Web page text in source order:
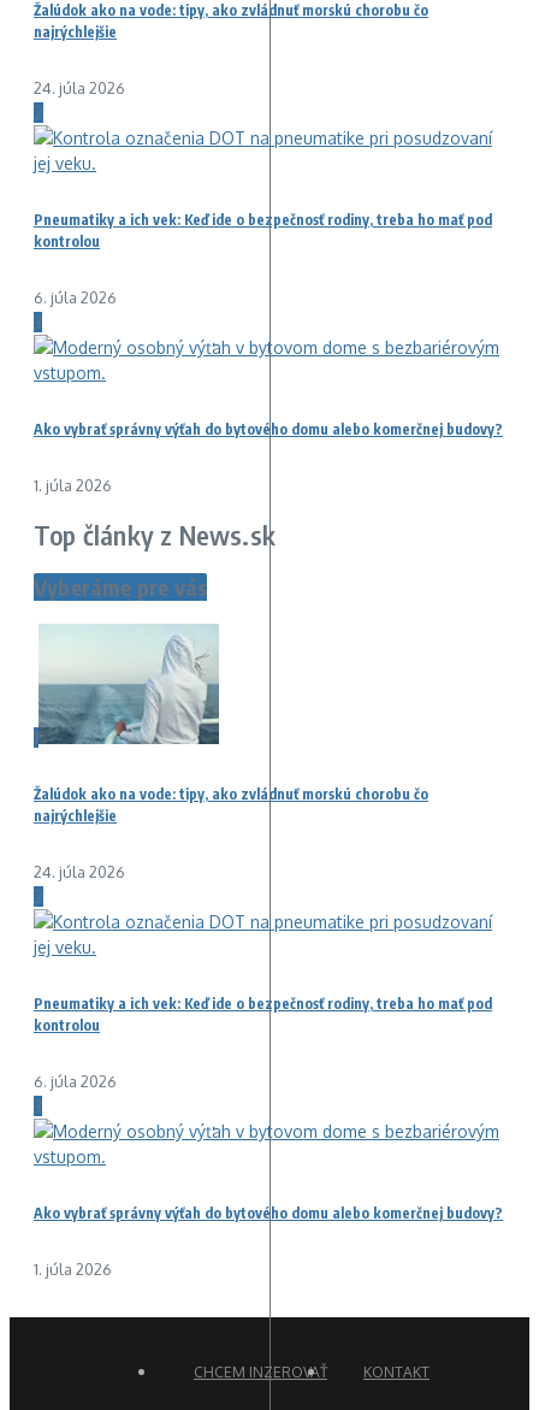
Žalúdok ako na vode: tipy, ako zvládnuť morskú chorobu čo
najrýchlejšie
24. júla 2026
2
Pneumatiky a ich vek: Keď ide o bezpečnosť rodiny, treba ho mať pod
kontrolou
6. júla 2026
3
Ako vybrať správny výťah do bytového domu alebo komerčnej budovy?
1. júla 2026
Top články z News.sk
Vyberáme pre vás
1
Žalúdok ako na vode: tipy, ako zvládnuť morskú chorobu čo
najrýchlejšie
24. júla 2026
2
Pneumatiky a ich vek: Keď ide o bezpečnosť rodiny, treba ho mať pod
kontrolou
6. júla 2026
3
Ako vybrať správny výťah do bytového domu alebo komerčnej budovy?
1. júla 2026
CHCEM INZEROVAŤ KONTAKT